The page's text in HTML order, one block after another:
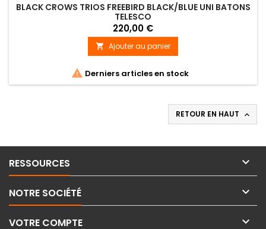
BLACK CROWS TRIOS FREEBIRD BLACK/BLUE UNI BATONS
TELESCO
220,00 €
 Ajouter au panier
 Derniers articles en stock
RETOUR EN HAUT 
RESSOURCES 
NOTRE SOCIÉTÉ 
VOTRE COMPTE 